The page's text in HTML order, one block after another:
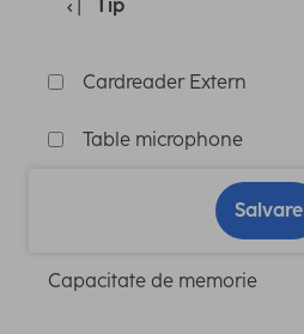
Tip
Cardreader Extern
Table microphone
Salvare
Capacitate de memorie